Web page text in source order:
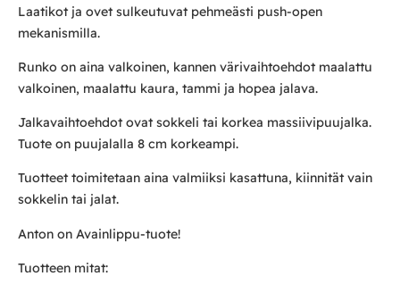
Laatikot ja ovet sulkeutuvat pehmeästi push-open
mekanismilla.
Runko on aina valkoinen, kannen värivaihtoehdot maalattu
valkoinen, maalattu kaura, tammi ja hopea jalava.
Jalkavaihtoehdot ovat sokkeli tai korkea massiivipuujalka.
Tuote on puujalalla 8 cm korkeampi.
Tuotteet toimitetaan aina valmiiksi kasattuna, kiinnität vain
sokkelin tai jalat.
Anton on Avainlippu-tuote!
Tuotteen mitat: